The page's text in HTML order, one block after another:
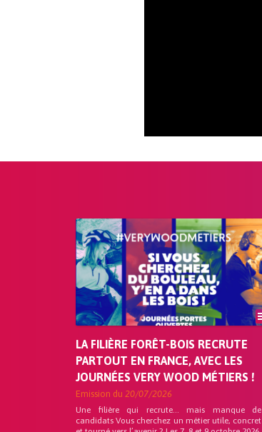
LA FILIÈRE FORÊT-BOIS RECRUTE
PARTOUT EN FRANCE, AVEC LES
JOURNÉES VERY WOOD MÉTIERS !
Emission du 20/07/2026
Une filière qui recrute… mais manque de
candidats Vous cherchez un métier utile, concret